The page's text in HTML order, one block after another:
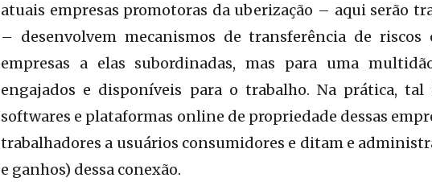
atuais empresas promotoras da uberização – aqui serão
– desenvolvem mecanismos de transferência de
empresas a elas subordinadas, mas para uma
engajados e disponíveis para o trabalho. Na prática,
softwares e plataformas online de propriedade dessas
trabalhadores a usuários consumidores e ditam e
e ganhos) dessa conexão.